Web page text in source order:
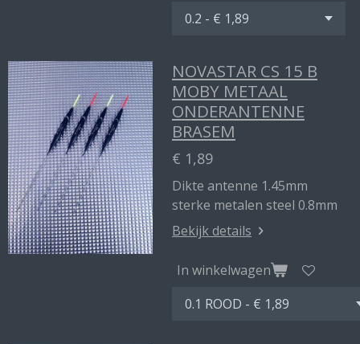
NOVASTAR CS 15 B
MOBY METAAL
ONDERANTENNE
BRASEM
€ 1,89
Dikte antenne 1.45mm
sterke metalen steel 0.8mm
Bekijk details
In winkelwagen